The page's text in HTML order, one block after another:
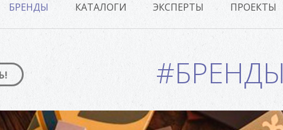
БРЕНДЫ КАТАЛОГИ ЭКСПЕРТЫ ПРОЕКТЫ
#БРЕНДЫ